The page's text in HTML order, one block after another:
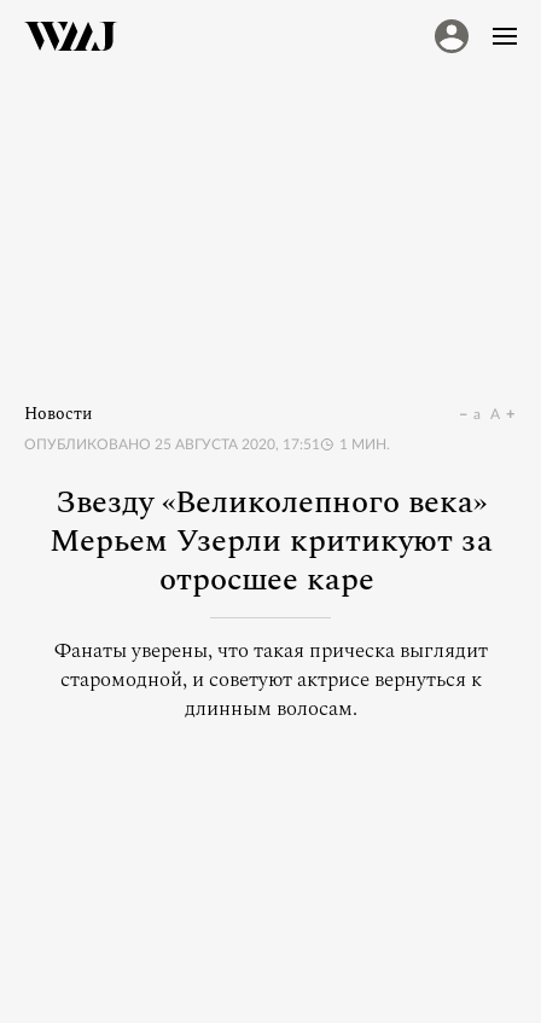
Новости
ОПУБЛИКОВАНО 25 АВГУСТА 2020, 17:51 1 МИН.
a A
Звезду «Великолепного века»
Мерьем Узерли критикуют за
отросшее каре
Фанаты уверены, что такая прическа выглядит
старомодной, и советуют актрисе вернуться к
длинным волосам.